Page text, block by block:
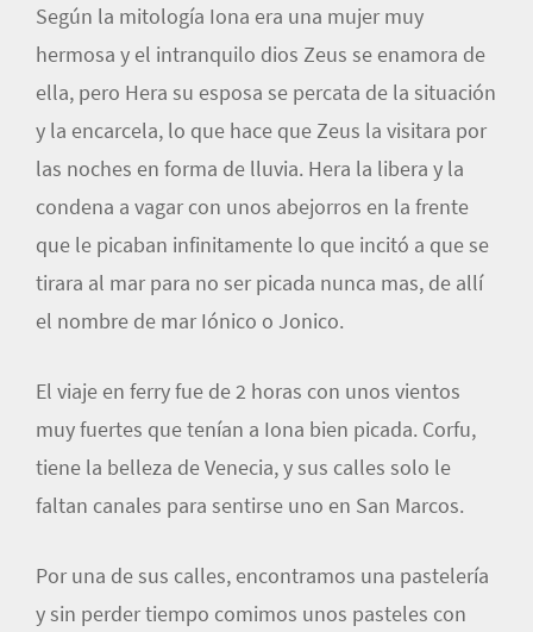
Según la mitología Iona era una mujer muy
hermosa y el intranquilo dios Zeus se enamora de
ella, pero Hera su esposa se percata de la situación
y la encarcela, lo que hace que Zeus la visitara por
las noches en forma de lluvia. Hera la libera y la
condena a vagar con unos abejorros en la frente
que le picaban infinitamente lo que incitó a que se
tirara al mar para no ser picada nunca mas, de allí
el nombre de mar Iónico o Jonico.
El viaje en ferry fue de 2 horas con unos vientos
muy fuertes que tenían a Iona bien picada. Corfu,
tiene la belleza de Venecia, y sus calles solo le
faltan canales para sentirse uno en San Marcos.
Por una de sus calles, encontramos una pastelería
y sin perder tiempo comimos unos pasteles con